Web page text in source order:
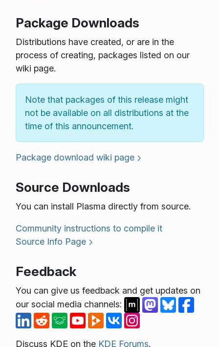
Package Downloads
Distributions have created, or are in the
process of creating, packages listed on our
wiki page.
Note that packages of this release might
not be available on all distributions at the
time of this announcement.
Package download wiki page
Source Downloads
You can install Plasma directly from source.
Community instructions to compile it
Source Info Page
Feedback
You can give us feedback and get updates on
our social media channels:
Discuss KDE on the KDE Forums.